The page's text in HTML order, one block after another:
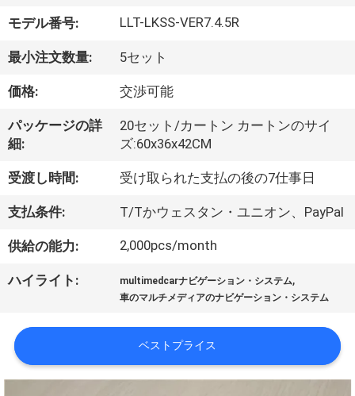
ビ
デ
オ
私
達
に
い
て
工
場
モデル番号: LLT-LKSS-VER7.4.5R
最小注文数量: 5セット
価格: 交渉可能
パッケージの詳
細:
20セット/カートン カートンのサイ
ズ:60x36x42CM
受渡し時間: 受け取られた支払の後の7仕事日
支払条件: T/Tかウェスタン・ユニオン、PayPal
供給の能力: 2,000pcs/month
ハイライト: multimedcarナビゲーション・システム,
車のマルチメディアのナビゲーション・システム
ベストプライス